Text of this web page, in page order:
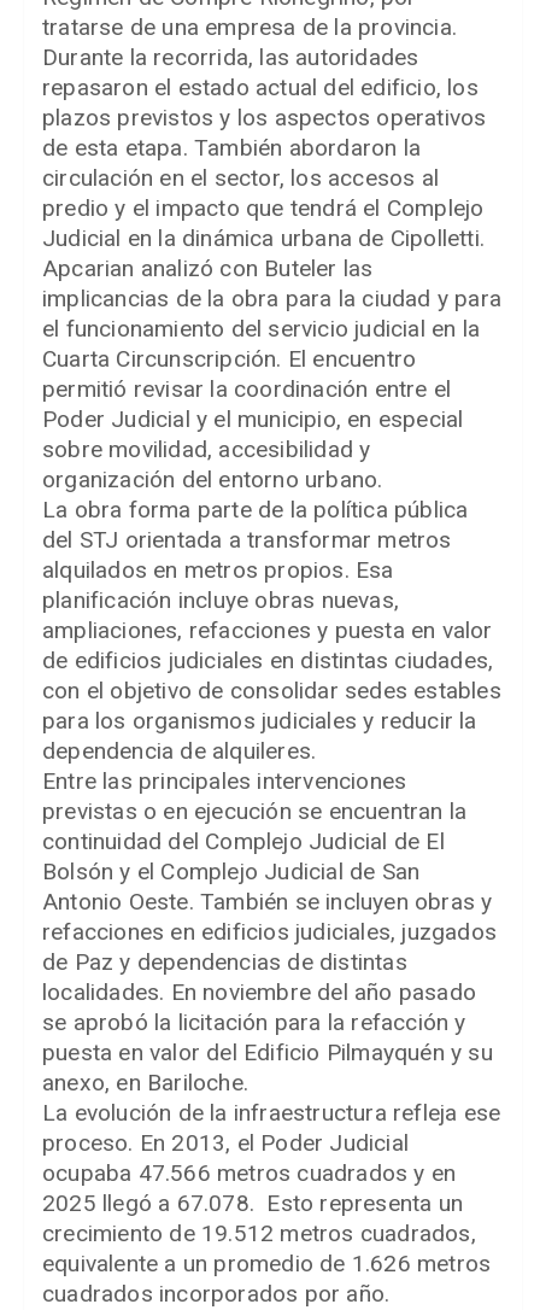
tratarse de una empresa de la provincia.
Durante la recorrida, las autoridades
repasaron el estado actual del edificio, los
plazos previstos y los aspectos operativos
de esta etapa. También abordaron la
circulación en el sector, los accesos al
predio y el impacto que tendrá el Complejo
Judicial en la dinámica urbana de Cipolletti.
Apcarian analizó con Buteler las
implicancias de la obra para la ciudad y para
el funcionamiento del servicio judicial en la
Cuarta Circunscripción. El encuentro
permitió revisar la coordinación entre el
Poder Judicial y el municipio, en especial
sobre movilidad, accesibilidad y
organización del entorno urbano.
La obra forma parte de la política pública
del STJ orientada a transformar metros
alquilados en metros propios. Esa
planificación incluye obras nuevas,
ampliaciones, refacciones y puesta en valor
de edificios judiciales en distintas ciudades,
con el objetivo de consolidar sedes estables
para los organismos judiciales y reducir la
dependencia de alquileres.
Entre las principales intervenciones
previstas o en ejecución se encuentran la
continuidad del Complejo Judicial de El
Bolsón y el Complejo Judicial de San
Antonio Oeste. También se incluyen obras y
refacciones en edificios judiciales, juzgados
de Paz y dependencias de distintas
localidades. En noviembre del año pasado
se aprobó la licitación para la refacción y
puesta en valor del Edificio Pilmayquén y su
anexo, en Bariloche.
La evolución de la infraestructura refleja ese
proceso. En 2013, el Poder Judicial
ocupaba 47.566 metros cuadrados y en
2025 llegó a 67.078. Esto representa un
crecimiento de 19.512 metros cuadrados,
equivalente a un promedio de 1.626 metros
cuadrados incorporados por año.